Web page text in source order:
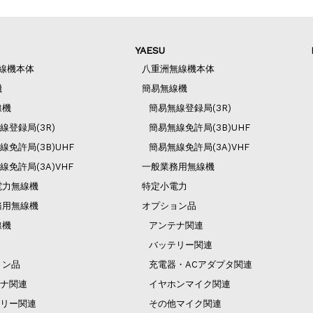
機本体
機
登録局(3R)
免許局(3B)UHF
免許局(3A)VHF
無線機
無線機
機
品
関連
ー関連
YAESU
八重洲無線機本体
簡易無線機
簡易無線登録局(3R)
簡易無線免許局(3B)UHF
簡易無線免許局(3A)VHF
一般業務用無線機
特定小電力
オプション品
アンテナ関連
バッテリー関連
充電器・ACアダプタ関連
イヤホンマイク関連
その他マイク関連